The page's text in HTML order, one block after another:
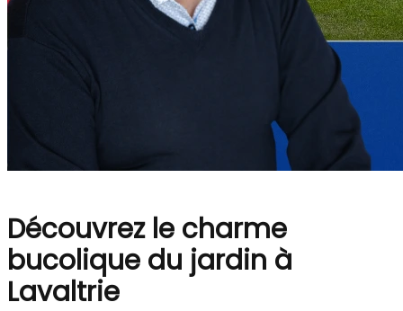
Découvrez le charme
bucolique du jardin à
Lavaltrie